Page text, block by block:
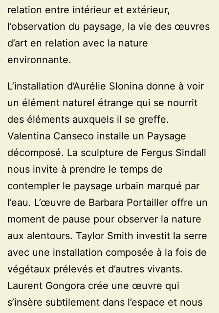
relation entre intérieur et extérieur,
l’observation du paysage, la vie des œuvres
d’art en relation avec la nature
environnante.
L’installation d’Aurélie Slonina donne à voir
un élément naturel étrange qui se nourrit
des éléments auxquels il se greffe.
Valentina Canseco installe un Paysage
décomposé. La sculpture de Fergus Sindall
nous invite à prendre le temps de
contempler le paysage urbain marqué par
l’eau. L’œuvre de Barbara Portailler offre un
moment de pause pour observer la nature
aux alentours. Taylor Smith investit la serre
avec une installation composée à la fois de
végétaux prélevés et d’autres vivants.
Laurent Gongora crée une œuvre qui
s’insère subtilement dans l’espace et nous